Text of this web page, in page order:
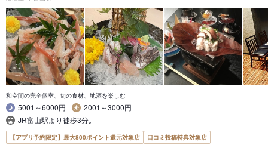
和空間の完全個室、旬の食材、地酒を楽しむ
5001～6000円
2001～3000円
JR富山駅より徒歩3分｡
【アプリ予約限定】最大800ポイント還元対象店 口コミ投稿特典対象店